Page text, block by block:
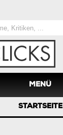
MENÜ
STARTSEITE